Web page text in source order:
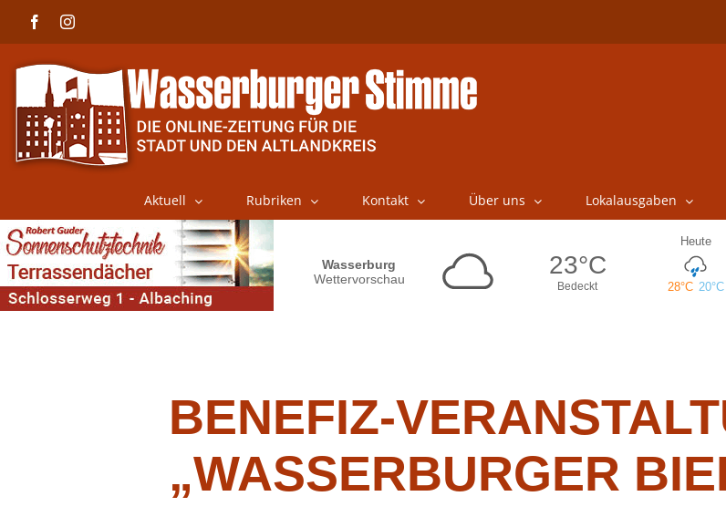
FacebookInstagram
Aktuell Rubriken Kontakt Über uns Lokalausgaben
BENEFIZ-
„WASSERBURGER